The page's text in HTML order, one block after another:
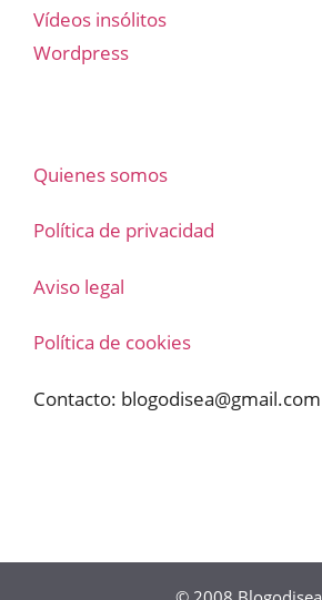
Vídeos insólitos
Wordpress
Quienes somos
Política de privacidad
Aviso legal
Política de cookies
Contacto: blogodisea@gmail.com